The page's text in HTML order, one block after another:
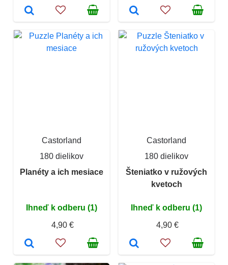
Castorland
180 dielikov
Planéty a ich mesiace
Ihneď k odberu (1)
4,90 €
Castorland
180 dielikov
Šteniatko v ružových
kvetoch
Ihneď k odberu (1)
4,90 €